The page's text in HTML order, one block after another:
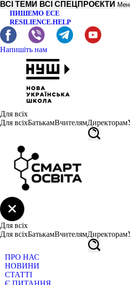
ВСІ ТЕМИ ВСІ СПЕЦПРОЄКТИ
ПИШЕМО ЕСЕ
RESILIENCE.HELP
Напишіть нам
Для всіх
Для всіхБатькамВчителямДиректорам
Для всіх
Для всіхБатькамВчителямДиректорам
ПРО НАС
НОВИНИ
СТАТТІ
Є ПИТАННЯ